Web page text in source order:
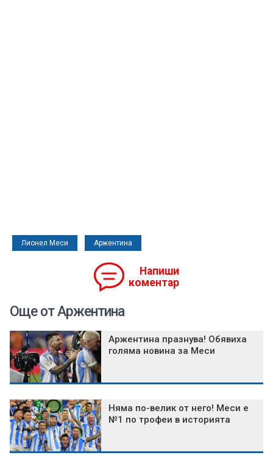
Лионел Меси Аржентина
Напиши
коментар
Още от Аржентина
Аржентина празнува! Обявиха
голяма новина за Меси
Няма по-велик от него! Меси е
№1 по трофеи в историята